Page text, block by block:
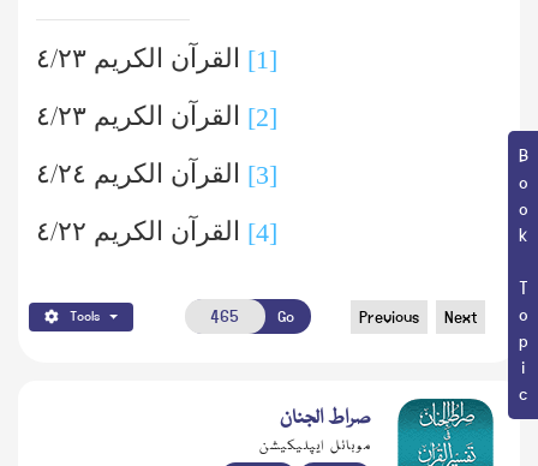
Book Topic
[1] القرآن الکریم ٤/٢٣
[2] القرآن الکریم ٤/٢٣
[3] القرآن الکریم ٤/٢٤
[4] القرآن الکریم ٤/٢٢
Tools Go Previous Next
صراط الجنان
موبائل ایپلیکیشن